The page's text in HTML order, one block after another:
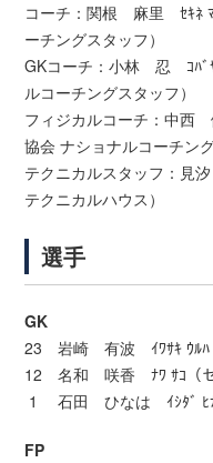
コーチ：関根 麻里 ｾｷﾈ ﾏ
ーチングスタッフ）
GKコーチ：小林 忍 ｺﾊﾞﾔ
ルコーチングスタッフ）
フィジカルコーチ：中西
協会 ナショナルコーチン
テクニカルスタッフ：見
テクニカルハウス）
選手
GK
23 岩崎 有波 ｲﾜｻｷ ｳﾙﾊ
12 名和 咲香 ﾅﾜ ｻｺ（セ
1 石田 ひなは ｲｼﾀﾞ ﾋﾅﾊ
FP